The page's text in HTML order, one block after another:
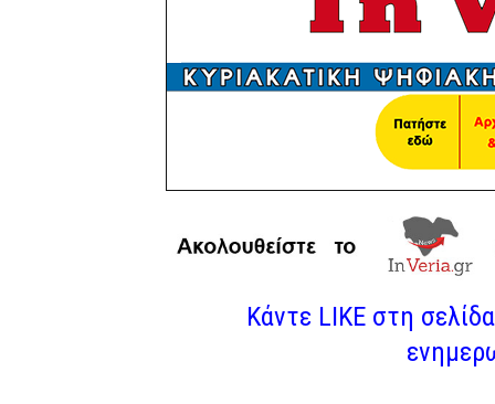
Κάντε LIKE στη